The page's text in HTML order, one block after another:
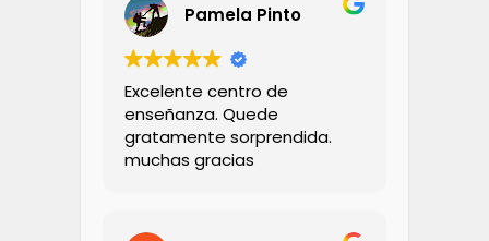
Pamela Pinto
Excelente centro de
enseñanza. Quede
gratamente sorprendida.
muchas gracias